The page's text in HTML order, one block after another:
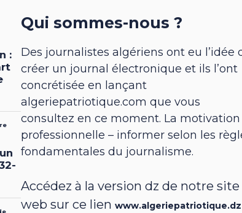
Qui sommes-nous ?
Des journalistes algériens ont eu l’idée
créer un journal électronique et ils l’ont
concrétisée en lançant
algeriepatriotique.com que vous
consultez en ce moment. La motivation
professionnelle – informer selon les
fondamentales du journalisme.
Accédez à la version dz de notre site
web sur ce lienwww.algeriepatriotique.dz